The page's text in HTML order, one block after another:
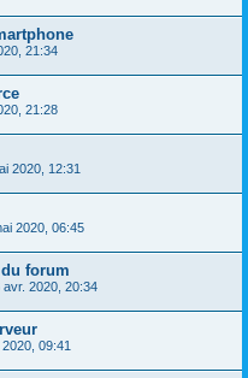
21:34
21:28
2020, 12:31
2020, 06:45
forum
avr. 2020, 20:34
09:41